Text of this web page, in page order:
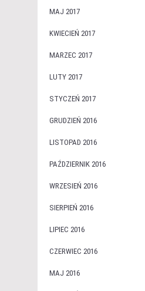
MAJ 2017
KWIECIEŃ 2017
MARZEC 2017
LUTY 2017
STYCZEŃ 2017
GRUDZIEŃ 2016
LISTOPAD 2016
PAŹDZIERNIK 2016
WRZESIEŃ 2016
SIERPIEŃ 2016
LIPIEC 2016
CZERWIEC 2016
MAJ 2016